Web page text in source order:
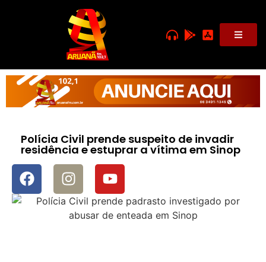
Polícia Civil prende suspeito de invadir
residência e estuprar a vítima em Sinop